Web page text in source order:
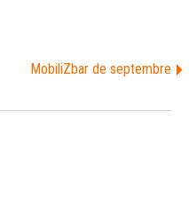
MobiliZbar de septembre